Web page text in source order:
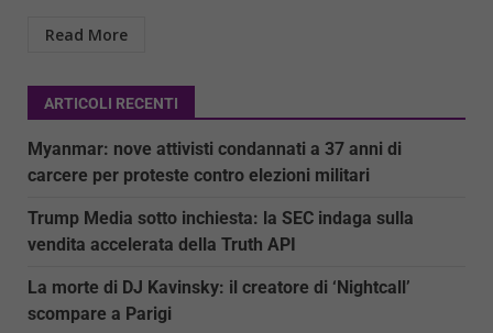
Read More
ARTICOLI RECENTI
Myanmar: nove attivisti condannati a 37 anni di
carcere per proteste contro elezioni militari
Trump Media sotto inchiesta: la SEC indaga sulla
vendita accelerata della Truth API
La morte di DJ Kavinsky: il creatore di ‘Nightcall’
scompare a Parigi